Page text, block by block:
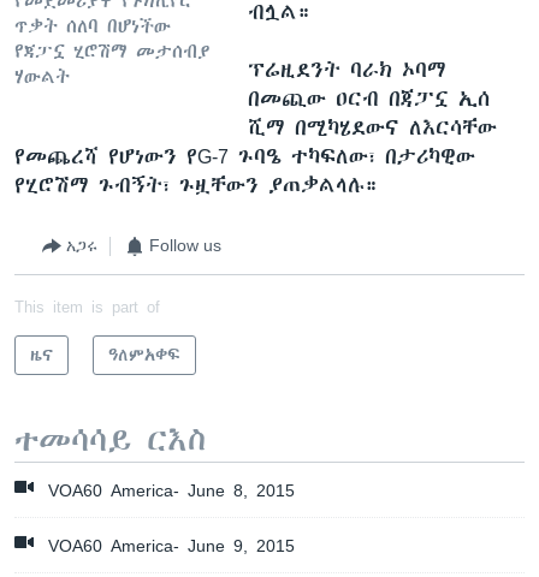
ጥቃት ሰለባ በሆነችው
የጃፓኗ ሂሮሽማ መታሰብያ
ሃውልት
ብሏል።
ፕሬዚደንት ባራክ ኦባማ
በመጪው ዐርብ በጃፓኗ ኢሰ
ሺማ በሚካሄደውና ለእርሳቸው
የመጨረሻ የሆነውን የG-7 ጉባዔ ተካፍለው፣ በታሪካዊው
የሂሮሽማ ጉብኝት፣ ጉዟቸውን ያጠቃልላሉ።
አጋሩ Follow us
This item is part of
ዜና ዓለምአቀፍ
ተመሳሳይ ርእስ
VOA60 America- June 8, 2015
VOA60 America- June 9, 2015